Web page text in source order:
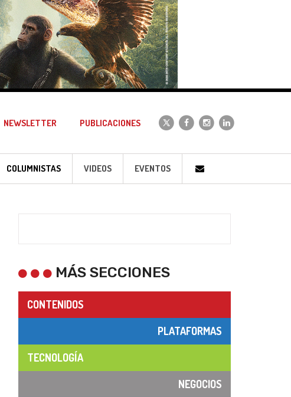
NEWSLETTER PUBLICACIONES
COLUMNISTAS VIDEOS EVENTOS
MÁS SECCIONES
CONTENIDOS
PLATAFORMAS
TECNOLOGÍA
NEGOCIOS